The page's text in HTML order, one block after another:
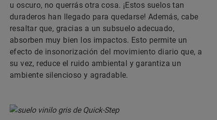
u oscuro, no querrás otra cosa. ¡Estos suelos tan
duraderos han llegado para quedarse! Además, cabe
resaltar que, gracias a un subsuelo adecuado,
absorben muy bien los impactos. Esto permite un
efecto de insonorización del movimiento diario que, a
su vez, reduce el ruido ambiental y garantiza un
ambiente silencioso y agradable.